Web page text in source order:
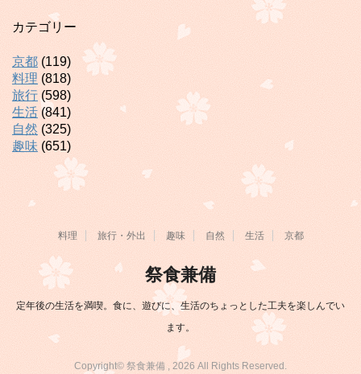
カテゴリー
京都 (119)
料理 (818)
旅行(598)
生活 (841)
自然 (325)
趣味 (651)
料理 旅行・外出 趣味 自然 生活 京都
祭食兼備
定年後の生活を満喫。食に、遊びに、生活のちょっとした工夫を楽しんでい
ます。
Copyright© 祭食兼備 , 2026 All Rights Reserved.